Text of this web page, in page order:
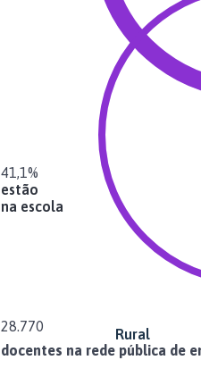
41,1%
estão
na escola
Rural
28.770
docentes na rede pública de